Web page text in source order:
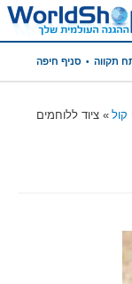
תקווה סניף חיפה
קול ציוד ללוחמים